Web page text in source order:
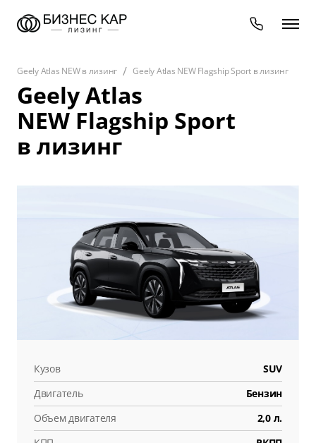
Geely Atlas NEW в лизинг Geely Atlas NEW Flagship Sport в лизинг
Geely Atlas
NEW Flagship Sport
в лизинг
Кузов
SUV
Двигатель
Бензин
Объем двигателя
2,0 л.